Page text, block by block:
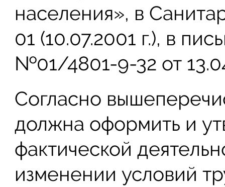
населения», в
01 (10.07.2001 г.), в
№01/4801-9-32 от
Согласно
должна оформить и
фактической
изменении условий